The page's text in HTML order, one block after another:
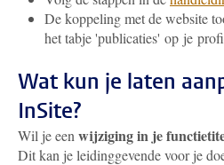
De koppeling met de website
het tabje 'publicaties' op je
Wat kun je laten
InSite?
Wil je een wijziging in je
Dit kan je leidinggevende voor je